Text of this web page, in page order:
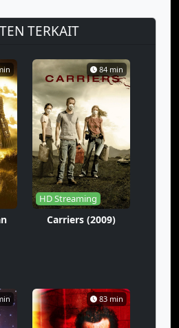
TERKAIT
84 min
HD Streaming
Carriers (2009)
83 min